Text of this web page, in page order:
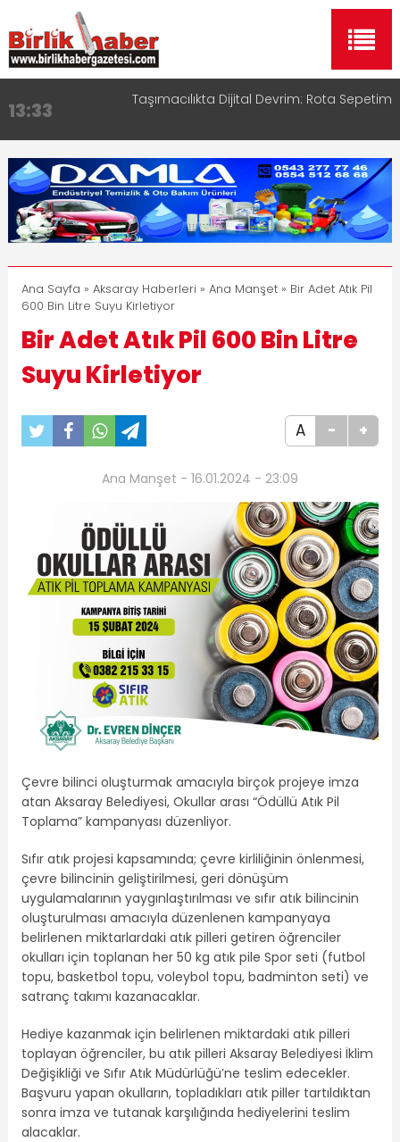
17:15
Aksaray OSB Bölge Müdürü Makam Koltuğunu
16:00
Aksaray Esnaf Rehberi ile Google ve Yapay Zeka
Aramalarında Öne Çıkın
8:23 Aksaray Esnaf Rehberi Hizmete Girdi
11:30
Birlikhaber.com Yayın Hayatına Başladı | Hızlı ve
Akıllı Haber Platformu
13:33 Taşımacılıkta Dijital Devrim: Rota Sepetim
Ana Sayfa » Aksaray Haberleri » Ana Manşet» Bir Adet Atık Pil
600 Bin Litre Suyu Kirletiyor
Bir Adet Atık Pil 600 Bin Litre
Suyu Kirletiyor
A - +
Ana Manşet - 16.01.2024 - 23:09
Çevre bilinci oluşturmak amacıyla birçok projeye imza
atan Aksaray Belediyesi, Okullar arası “Ödüllü Atık Pil
Toplama” kampanyası düzenliyor.
Sıfır atık projesi kapsamında; çevre kirliliğinin önlenmesi,
çevre bilincinin geliştirilmesi, geri dönüşüm
uygulamalarının yaygınlaştırılması ve sıfır atık bilincinin
oluşturulması amacıyla düzenlenen kampanyaya
belirlenen miktarlardaki atık pilleri getiren öğrenciler
okulları için toplanan her 50 kg atık pile Spor seti (futbol
topu, basketbol topu, voleybol topu, badminton seti) ve
satranç takımı kazanacaklar.
Hediye kazanmak için belirlenen miktardaki atık pilleri
toplayan öğrenciler, bu atık pilleri Aksaray Belediyesi İklim
Değişikliği ve Sıfır Atık Müdürlüğü’ne teslim edecekler.
Başvuru yapan okulların, topladıkları atık piller tartıldıktan
sonra imza ve tutanak karşılığında hediyelerini teslim
alacaklar.